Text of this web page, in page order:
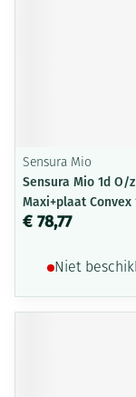
Sensura Mio
Sensura Mio 1d O/z
Maxi+plaat Convex
€ 78,77
Niet